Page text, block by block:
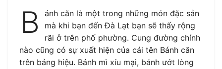
B
ánh căn là một trong những món đặc sản
mà khi bạn đến Đà Lạt bạn sẽ thấy rộng
rãi ở trên phố phường. Cung đường chính
nào cũng có sự xuất hiện của cái tên Bánh căn
trên bảng hiệu. Bánh mì xíu mại, bánh ướt lòng